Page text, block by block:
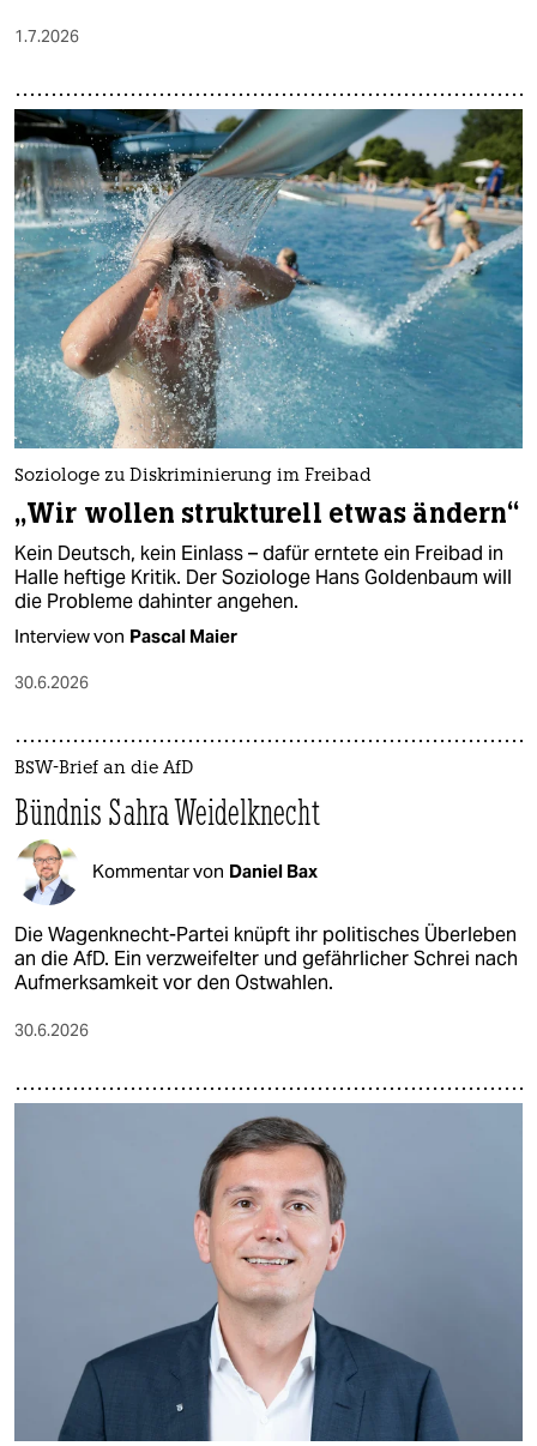
1.7.2026
Soziologe zu Diskriminierung im Freibad
„Wir wollen strukturell etwas ändern“
Kein Deutsch, kein Einlass – dafür erntete ein Freibad in
Halle heftige Kritik. Der Soziologe Hans Goldenbaum will
die Probleme dahinter angehen.
Interview von Pascal Maier
30.6.2026
BSW-Brief an die AfD
Bündnis Sahra Weidelknecht
Kommentar von Daniel Bax
Die Wagenknecht-Partei knüpft ihr politisches Überleben
an die AfD. Ein verzweifelter und gefährlicher Schrei nach
Aufmerksamkeit vor den Ostwahlen.
30.6.2026